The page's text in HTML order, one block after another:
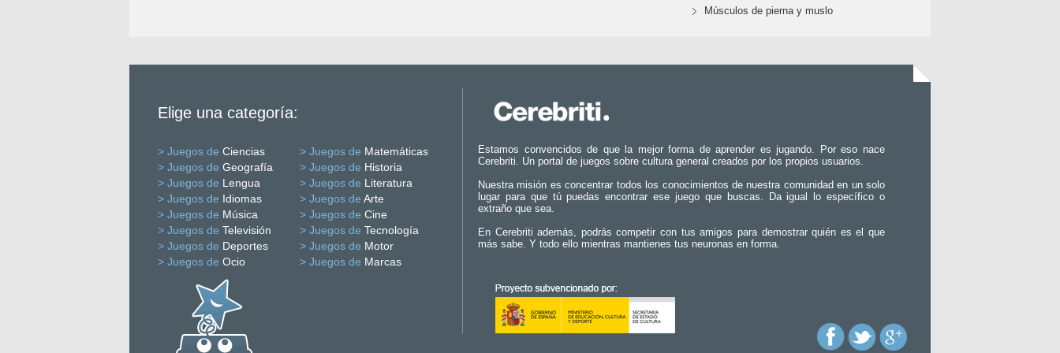
Músculos de pierna y muslo
Elige una categoría:
> Juegos de Ciencias > Juegos de Matemáticas
> Juegos de Geografía > Juegos de Historia
> Juegos de Lengua > Juegos de Literatura
> Juegos de Idiomas > Juegos de Arte
> Juegos de Música > Juegos de Cine
> Juegos de Televisión > Juegos de Tecnología
> Juegos de Deportes > Juegos de Motor
> Juegos de Ocio > Juegos de Marcas
Estamos convencidos de que la mejor forma de aprender es jugando. Por eso nace
Cerebriti. Un portal de juegos sobre cultura general creados por los propios usuarios.
Nuestra misión es concentrar todos los conocimientos de nuestra comunidad en un solo
lugar para que tú puedas encontrar ese juego que buscas. Da igual lo específico o
extraño que sea.
En Cerebriti además, podrás competir con tus amigos para demostrar quién es el que
más sabe. Y todo ello mientras mantienes tus neuronas en forma.